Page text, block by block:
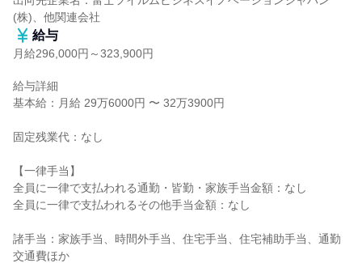
(株)、他関連会社
給与
月給296,000円～323,900円
給与詳細
基本給：月給 29万6000円 〜 32万3900円
固定残業代：なし
【一律手当】
全員に一律で支払われる通勤・皆勤・家族手当金額：なし
全員に一律で支払われるその他手当金額：なし
諸手当：家族手当、時間外手当、住宅手当、住宅補助手当、通勤
交通費ほか